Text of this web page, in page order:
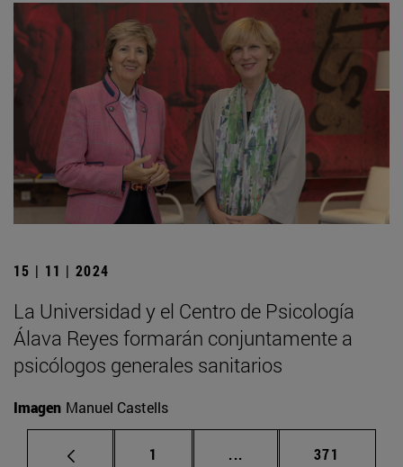
15 | 11 | 2024
La Universidad y el Centro de Psicología
Álava Reyes formarán conjuntamente a
psicólogos generales sanitarios
Imagen Manuel Castells
Página
1 ... Páginas intermedias
Página
371